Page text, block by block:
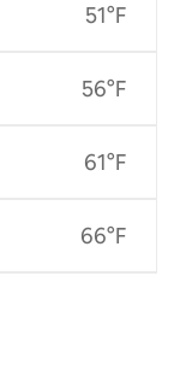
51°F
56°F
61°F
66°F